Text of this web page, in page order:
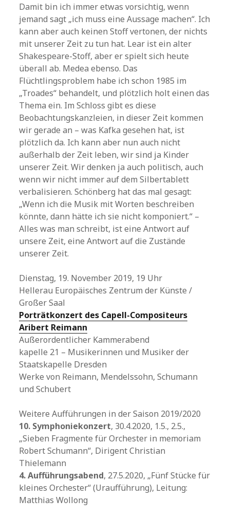
Damit bin ich immer etwas vorsichtig, wenn
jemand sagt „ich muss eine Aussage machen“. Ich
kann aber auch keinen Stoff vertonen, der nichts
mit unserer Zeit zu tun hat. Lear ist ein alter
Shakespeare-Stoff, aber er spielt sich heute
überall ab. Medea ebenso. Das
Flüchtlingsproblem habe ich schon 1985 im
„Troades“ behandelt, und plötzlich holt einen das
Thema ein. Im Schloss gibt es diese
Beobachtungskanzleien, in dieser Zeit kommen
wir gerade an – was Kafka gesehen hat, ist
plötzlich da. Ich kann aber nun auch nicht
außerhalb der Zeit leben, wir sind ja Kinder
unserer Zeit. Wir denken ja auch politisch, auch
wenn wir nicht immer auf dem Silbertablett
verbalisieren. Schönberg hat das mal gesagt:
„Wenn ich die Musik mit Worten beschreiben
könnte, dann hätte ich sie nicht komponiert.“ –
Alles was man schreibt, ist eine Antwort auf
unsere Zeit, eine Antwort auf die Zustände
unserer Zeit.
Dienstag, 19. November 2019, 19 Uhr
Hellerau Europäisches Zentrum der Künste /
Großer Saal
Porträtkonzert des Capell-Compositeurs
Aribert Reimann
Außerordentlicher Kammerabend
kapelle 21 – Musikerinnen und Musiker der
Staatskapelle Dresden
Werke von Reimann, Mendelssohn, Schumann
und Schubert
Weitere Aufführungen in der Saison 2019/2020
10. Symphoniekonzert, 30.4.2020, 1.5., 2.5.,
„Sieben Fragmente für Orchester in memoriam
Robert Schumann“, Dirigent Christian
Thielemann
4. Aufführungsabend, 27.5.2020, „Fünf Stücke für
kleines Orchester“ (Uraufführung), Leitung:
Matthias Wollong